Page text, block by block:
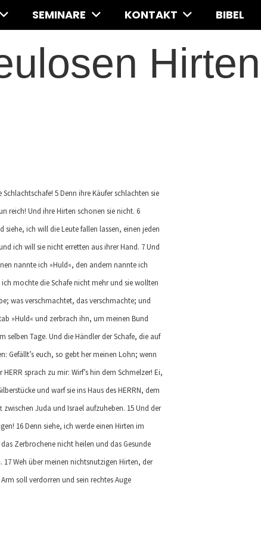
SEMINARE KONTAKT BIBEL
5 Denn ihre Käufer schlachten sie
reich! Und ihre Hirten schonen sie nicht. 6
ich will die Leute fallen lassen, einen jeden
ich will sie nicht erretten aus ihrer Hand. 7 Und
nannte ich »Huld«, den andern nannte ich
mochte die Schafe nicht mehr und sie wollten
was verschmachtet, das verschmachte; und
»Huld« und zerbrach ihn, um meinen Bund
Tage. Und die Händler der Schafe, die auf
Gefällt’s euch, so gebt her meinen Lohn; wenn
sprach zu mir: Wirf’s hin dem Schmelzer! Ei,
und warf sie ins Haus des HERRN, dem
Juda und Israel aufzuheben. 15 Und der
16 Denn siehe, ich werde einen Hirten im
Zerbrochene nicht heilen und das Gesunde
17 Weh über meinen nichtsnutzigen Hirten, der
soll verdorren und sein rechtes Auge